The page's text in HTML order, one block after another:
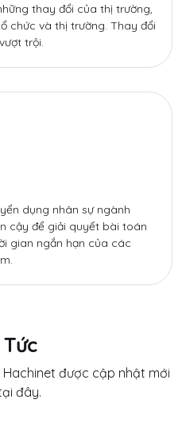
thay đổi của thị trường,
chức và thị trường. Thay đổi
trội.
dụng nhân sự ngành
cậy để giải quyết bài toán
gian ngắn hạn của các
được cập nhật mới
đây.